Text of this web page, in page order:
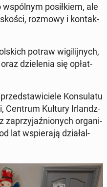
po­sił­kiem, ale
rozmowy i kon­tak­
potraw wi­gi­lij­nych,
dzie­le­nia się opłat­
Kon­su­la­tu
Centrum Kultury Ir­landz­
za­przy­jaź­nio­nych or­ga­ni­
lat wspie­ra­ją dzia­łal­